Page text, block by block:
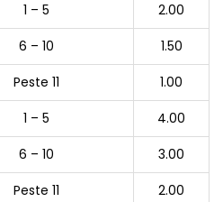
1 – 5
2.00
6 – 10
1.50
Peste 11
1.00
1 – 5
4.00
6 – 10
3.00
Peste 11
2.00